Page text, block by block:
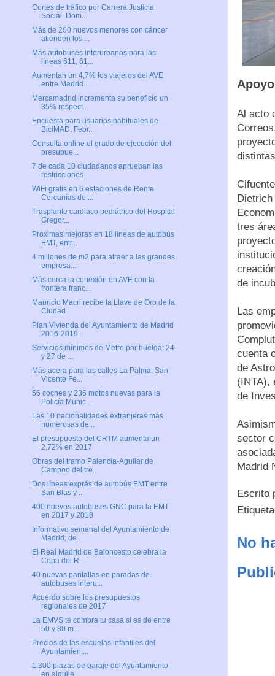
Al acto
tres
de
Las
cuenta
de
(INTA),
de
sector
Madrid
Escrito
No
Cortes de tráfico por Carrera Justicia
Social. Dom...
Más de 200 nuevos menores con cáncer
atienden los ...
Más autobuses interurbanos para las
líneas 611, 61...
Aumentan un 4,7% los viajeros del AVE
entre Madrid...
Mercamadrid incrementa su beneficio un
35% respect...
Encuesta para usuarios habituales de
BiciMAD. Febr...
Consulta online el grado de ejecución del
presupue...
7 de cada 10 ciudadanos aprueban las
restricciones...
WiFi gratis en 6 estaciones de Renfe
Cercanías de ...
Trasplante cardiaco pediátrico del Hospital
Gregor...
Próximas mejoras en 18 líneas de autobús
EMT, entr...
4 millones de m2 para atraer a las grandes
empresa...
Más cerca la conexión en AVE con la
frontera franc...
Mauricio Macri recibe la Llave de Oro de la
Ciudad
Plan Vivienda del Ayuntamiento de Madrid
2016-2019...
Servicios mínimos de Metro por huelga: 24
y 27 de ...
Más acera para las calles La Palma, San
Vicente Fe...
56 coches y 236 motos nuevas para la
Policía Munic...
Las 10 nacionalidades extranjeras más
numerosas de...
El presupuesto del CRTM aumenta un
2,72% en 2017
Obras del tramo Palencia-Aguilar de
Campoo del tre...
Dos líneas exprés de autobús EMT entre
San Blas y ...
400 nuevos autobuses GNC para la EMT
en 2017 y 2018
Informativo semanal del Ayuntamiento de
Madrid; de...
El Real Madrid de Baloncesto celebra la
Copa del R...
40 nuevas pantallas en paradas de
autobuses interu...
Acuerdo sobre los presupuestos
regionales de 2017
La EMVS te compra tu casa si es de entre
50 y 80 m...
Precios de las escuelas infantiles del
Ayuntamient...
1.300 plazas de garaje del Ayuntamiento